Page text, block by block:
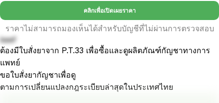
คลิกเพื่อเปิดเผยราคา
ราคาไม่สามารถมองเห็นได้สำหรับบัญชีที่ไม่ผ่านการตรวจสอบ
keef
ต้องมีใบสั่งยาจาก P.T.33 เพื่อซื้อและดูผลิตภัณฑ์กัญชาทางการ
แพทย์
ขอใบสั่งยากัญชาเพื่อดู
ตามการเปลี่ยนแปลงกฎระเบียบล่าสุดในประเทศไทย